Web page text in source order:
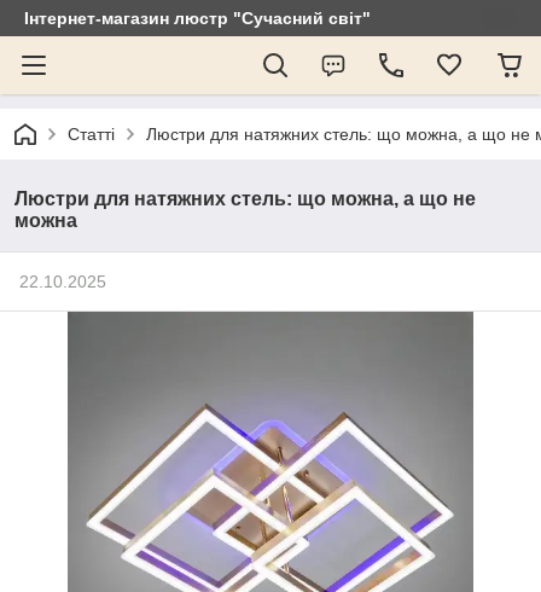
Інтернет-магазин люстр "Сучасний світ"
Статті Люстри для натяжних стель: що можна, а що не
Люстри для натяжних стель: що можна, а що не
можна
22.10.2025